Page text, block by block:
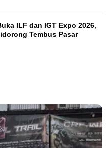
ILF dan IGT Expo 2026,
Tembus Pasar